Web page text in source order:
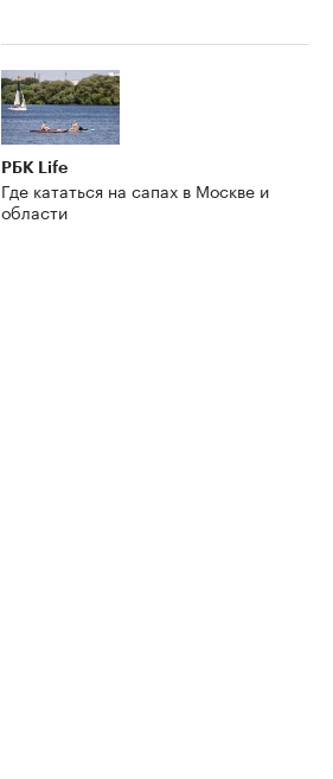
РБК Life
Где кататься на сапах в Москве и
области